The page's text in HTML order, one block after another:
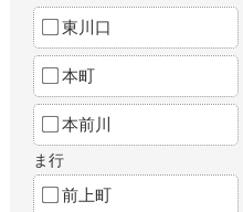
東川口
本町
本前川
ま行
前上町